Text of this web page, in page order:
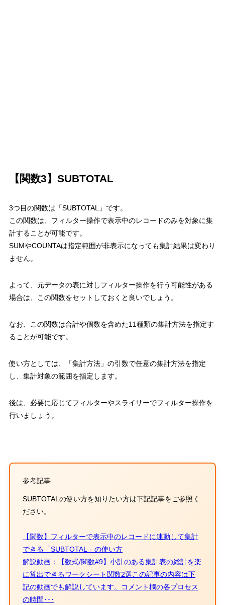
【関数3】 SUBTOTAL
3つ目の関数は 「SUBTOTAL 」 です。
この関数は、フィルター操作で表示中のレコードのみを対象に集
計することが可能です。
SUMやCOUNTAは指定範囲が非表示になっても集計結果は変わり
ません。
よって、元データの表に対しフィルター操作を行う可能性がある
場合は、この関数をセットしておくと良いでしょう。
なお、この関数は合計や個数を含めた11種類の集計方法を指定す
ることが可能です。
使い方としては、「集計方法」の引数で任意の集計方法を指定
し、集計対象の範囲を指定します。
後は、必要に応じてフィルターやスライサーでフィルター操作を
行いましょう。
参考記事
SUBTOTALの使い方を知りたい方は下記記事をご参照く
ださい。
【関数】フィルターで表示中のレコードに連動して集計
できる「SUBTOTAL」の使い方
解説動画：【数式/関数#9】小計のある集計表の総計を楽
に算出できるワークシート関数2選この記事の内容は下
記の動画でも解説しています。コメント欄の各プロセス
の時間･･･